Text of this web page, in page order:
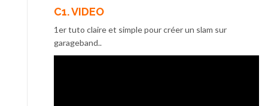
C1. VIDEO
1er tuto claire et simple pour créer un slam sur
garageband..